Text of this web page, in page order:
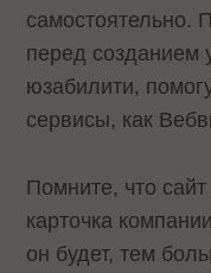
самостоятельно.
перед созданием
юзабилити,
сервисы, как
Помните, что
карточка
он будет, тем